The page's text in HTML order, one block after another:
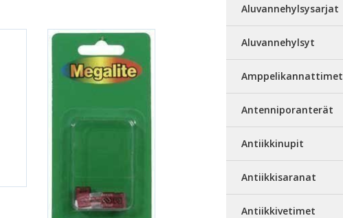
Aluvannehylsysarjat
Aluvannehylsyt
Amppelikannattimet
Antenniporanterät
Antiikkinupit
Antiikkisaranat
Antiikkivetimet